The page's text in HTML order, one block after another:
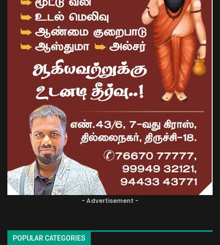
- Advertisement -
POPULAR CATEGORIES